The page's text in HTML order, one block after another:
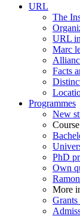
URL
The
URL
Marc
Facts
Programmes
New
PhD
Own
More
Grants